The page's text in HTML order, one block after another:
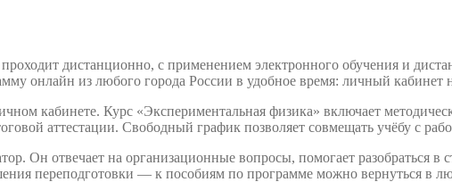
дистанционно, с применением электронного обучения и
онлайн из любого города России в удобное время: личный кабинет
кабинете. Курс «Экспериментальная физика» включает
аттестации. Свободный график позволяет совмещать учёбу с
Он отвечает на организационные вопросы, помогает разобраться в
переподготовки — к пособиям по программе можно вернуться в